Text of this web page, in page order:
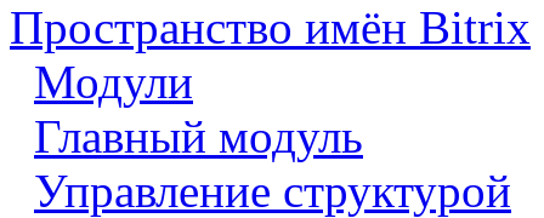
Пространство имён Bitrix
Модули
Главный модуль
Управление структурой